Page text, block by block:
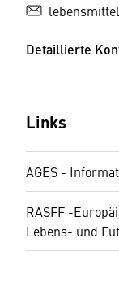
Detaillierte
Links
AGES -
RASFF -
Lebens- und